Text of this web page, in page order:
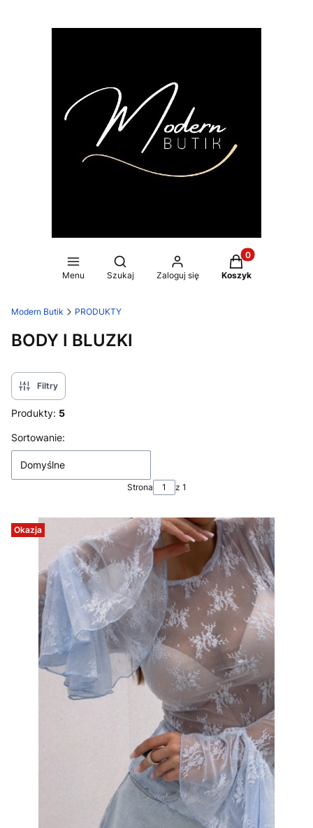
Menu
Otwórz wyszukiwarkę
Szukaj Zaloguj się
Produkty w
Koszyk
Modern Butik PRODUKTY
BODY I BLUZKI
Filtry
Produkty: 5
Lista produktów
Sortowanie:
Domyślne
Strona z 1
Okazja